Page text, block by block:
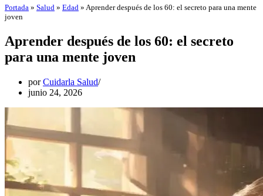
Portada » Salud » Edad » Aprender después de los 60: el secreto para una mente
joven
Aprender después de los 60: el secreto
para una mente joven
porCuidarla Salud
junio 24, 2026